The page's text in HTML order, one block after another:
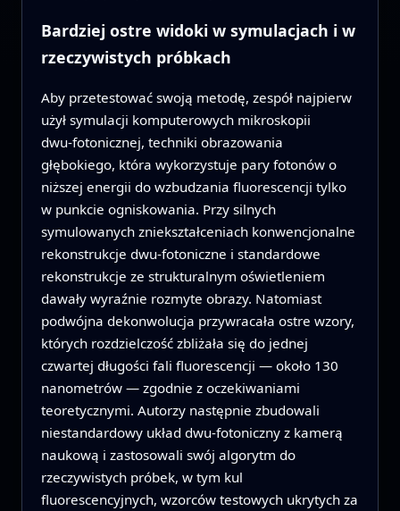
Bardziej ostre widoki w symulacjach i w
rzeczywistych próbkach
Aby przetestować swoją metodę, zespół najpierw
użył symulacji komputerowych mikroskopii
dwu‑fotonicznej, techniki obrazowania
głębokiego, która wykorzystuje pary fotonów o
niższej energii do wzbudzania fluorescencji tylko
w punkcie ogniskowania. Przy silnych
symulowanych zniekształceniach konwencjonalne
rekonstrukcje dwu‑fotoniczne i standardowe
rekonstrukcje ze strukturalnym oświetleniem
dawały wyraźnie rozmyte obrazy. Natomiast
podwójna dekonwolucja przywracała ostre wzory,
których rozdzielczość zbliżała się do jednej
czwartej długości fali fluorescencji — około 130
nanometrów — zgodnie z oczekiwaniami
teoretycznymi. Autorzy następnie zbudowali
niestandardowy układ dwu‑fotoniczny z kamerą
naukową i zastosowali swój algorytm do
rzeczywistych próbek, w tym kul
fluorescencyjnych, wzorców testowych ukrytych za